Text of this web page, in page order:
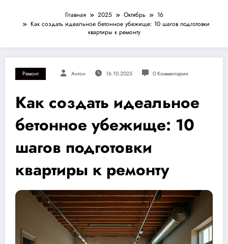
Главная 2025 Октябрь
16
Как создать идеальное бетонное убежище: 10 шагов подготовки
квартиры к ремонту
Ремонт Антон 16.10.2025 0 Комментарии
Как создать идеальное
бетонное убежище: 10
шагов подготовки
квартиры к ремонту